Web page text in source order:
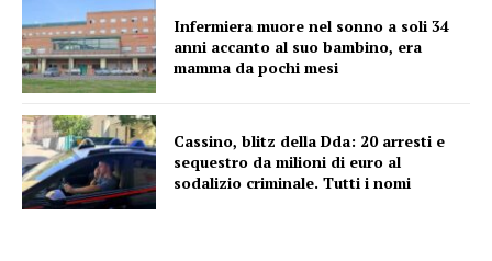
Infermiera muore nel sonno a soli 34
anni accanto al suo bambino, era
mamma da pochi mesi
Cassino, blitz della Dda: 20 arresti e
sequestro da milioni di euro al
sodalizio criminale. Tutti i nomi